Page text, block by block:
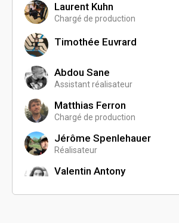
Laurent Kuhn
Chargé de production
Timothée Euvrard
Abdou Sane
Assistant réalisateur
Matthias Ferron
Chargé de production
Jérôme Spenlehauer
Réalisateur
Valentin Antony